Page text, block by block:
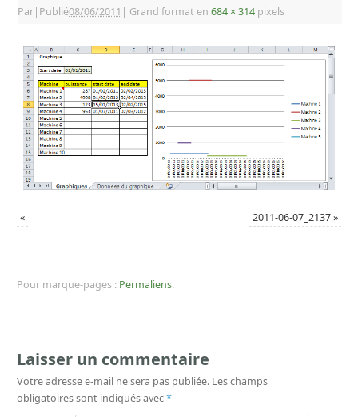
Par| Publié08/06/2011 | Grand format en 684 × 314 pixels
« 2011-06-07_2137»
Pour marque-pages : Permaliens.
Laisser un commentaire
Votre adresse e-mail ne sera pas publiée. Les champs
obligatoires sont indiqués avec*